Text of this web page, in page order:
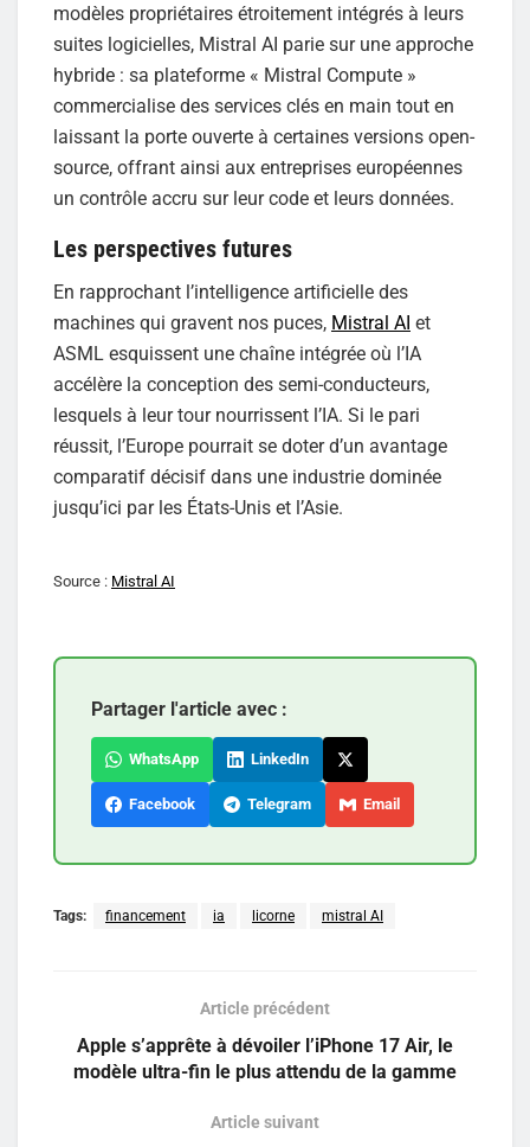
modèles propriétaires étroitement intégrés à leurs
suites logicielles, Mistral AI parie sur une approche
hybride : sa plateforme « Mistral Compute »
commercialise des services clés en main tout en
laissant la porte ouverte à certaines versions open-
source, offrant ainsi aux entreprises européennes
un contrôle accru sur leur code et leurs données.
Les perspectives futures
En rapprochant l’intelligence artificielle des
machines qui gravent nos puces, Mistral AI et
ASML esquissent une chaîne intégrée où l’IA
accélère la conception des semi-conducteurs,
lesquels à leur tour nourrissent l’IA. Si le pari
réussit, l’Europe pourrait se doter d’un avantage
comparatif décisif dans une industrie dominée
jusqu’ici par les États-Unis et l’Asie.
Source : Mistral AI
Partager l'article avec :
WhatsApp LinkedIn
Facebook Telegram Email
Tags: financement ia licorne mistral AI
Article précédent
Apple s’apprête à dévoiler l’iPhone 17 Air, le
modèle ultra-fin le plus attendu de la gamme
Article suivant